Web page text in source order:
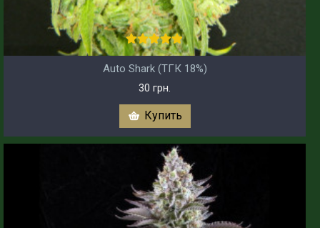
Auto Shark (ТГК 18%)
30 грн.
Купить